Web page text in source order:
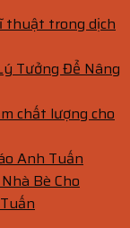
thuật trong dịch
Tưởng Để Nâng
chất lượng cho
Anh Tuấn
Bè Cho